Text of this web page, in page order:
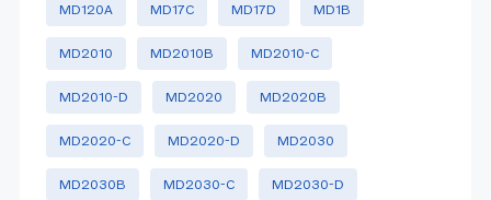
MD120A MD17C MD17D MD1B
MD2010 MD2010B MD2010-C
MD2010-D MD2020 MD2020B
MD2020-C MD2020-D MD2030
MD2030B MD2030-C MD2030-D